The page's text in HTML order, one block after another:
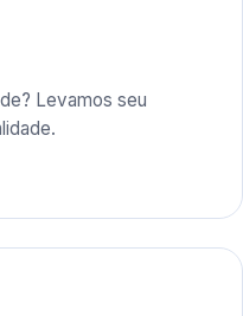
Levamos seu